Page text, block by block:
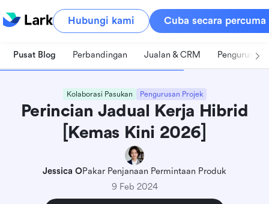
Hubungi kami Cuba secara percuma
Pusat Blog Perbandingan Jualan & CRM Pengurusan
Kolaborasi Pasukan Pengurusan Projek
Perincian Jadual Kerja Hibrid
[Kemas Kini 2026]
Jessica OPakar Penjanaan Permintaan Produk
9 Feb 2024